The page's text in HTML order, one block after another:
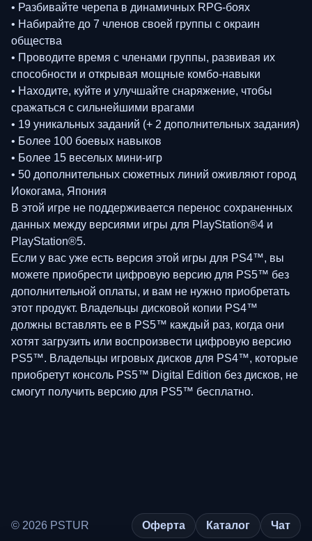
• Разбивайте черепа в динамичных RPG-боях
• Набирайте до 7 членов своей группы с окраин
общества
• Проводите время с членами группы, развивая их
способности и открывая мощные комбо-навыки
• Находите, куйте и улучшайте снаряжение, чтобы
сражаться с сильнейшими врагами
• 19 уникальных заданий (+ 2 дополнительных задания)
• Более 100 боевых навыков
• Более 15 веселых мини-игр
• 50 дополнительных сюжетных линий оживляют город
Иокогама, Япония
В этой игре не поддерживается перенос сохраненных
данных между версиями игры для PlayStation®4 и
PlayStation®5.
Если у вас уже есть версия этой игры для PS4™, вы
можете приобрести цифровую версию для PS5™ без
дополнительной оплаты, и вам не нужно приобретать
этот продукт. Владельцы дисковой копии PS4™
должны вставлять ее в PS5™ каждый раз, когда они
хотят загрузить или воспроизвести цифровую версию
PS5™. Владельцы игровых дисков для PS4™, которые
приобретут консоль PS5™ Digital Edition без дисков, не
смогут получить версию для PS5™ бесплатно.
© 2026 PSTUR Оферта Каталог Чат